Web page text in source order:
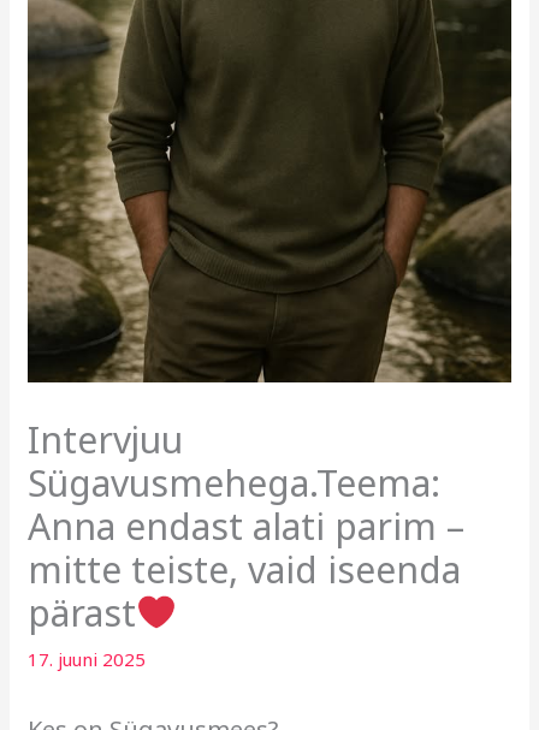
Intervjuu
Sügavusmehega.Teema:
Anna endast alati parim –
mitte teiste, vaid iseenda
pärast
17. juuni 2025